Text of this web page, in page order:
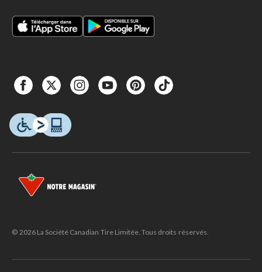
© 2026 La Société Canadian Tire Limitée. Tous droits réservés.